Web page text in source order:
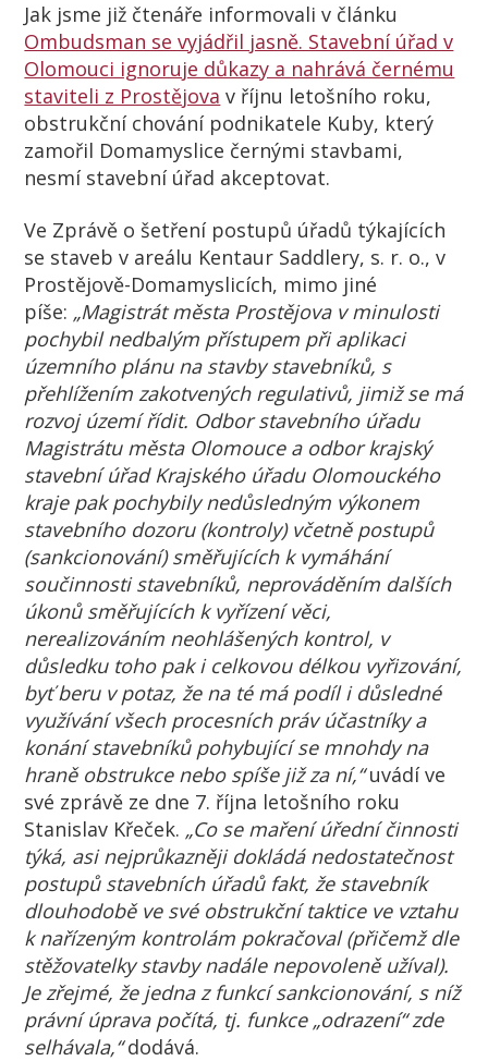
Jak jsme již čtenáře informovali v článku
Ombudsman se vyjádřil jasně. Stavební úřad v
Olomouci ignoruje důkazy a nahrává černému
staviteli z Prostějova v říjnu letošního roku,
obstrukční chování podnikatele Kuby, který
zamořil Domamyslice černými stavbami,
nesmí stavební úřad akceptovat.
Ve Zprávě o šetření postupů úřadů týkajících
se staveb v areálu Kentaur Saddlery, s. r. o., v
Prostějově-Domamyslicích, mimo jiné
píše: „Magistrát města Prostějova v minulosti
pochybil nedbalým přístupem při aplikaci
územního plánu na stavby stavebníků, s
přehlížením zakotvených regulativů, jimiž se má
rozvoj území řídit. Odbor stavebního úřadu
Magistrátu města Olomouce a odbor krajský
stavební úřad Krajského úřadu Olomouckého
kraje pak pochybily nedůsledným výkonem
stavebního dozoru (kontroly) včetně postupů
(sankcionování) směřujících k vymáhání
součinnosti stavebníků, neprováděním dalších
úkonů směřujících k vyřízení věci,
nerealizováním neohlášených kontrol, v
důsledku toho pak i celkovou délkou vyřizování,
byť beru v potaz, že na té má podíl i důsledné
využívání všech procesních práv účastníky a
konání stavebníků pohybující se mnohdy na
hraně obstrukce nebo spíše již za ní,“uvádí ve
své zprávě ze dne 7. října letošního roku
Stanislav Křeček. „Co se maření úřední činnosti
týká, asi nejprůkazněji dokládá nedostatečnost
postupů stavebních úřadů fakt, že stavebník
dlouhodobě ve své obstrukční taktice ve vztahu
k nařízeným kontrolám pokračoval (přičemž dle
stěžovatelky stavby nadále nepovoleně užíval).
Je zřejmé, že jedna z funkcí sankcionování, s níž
právní úprava počítá, tj. funkce „odrazení“ zde
selhávala,“dodává.